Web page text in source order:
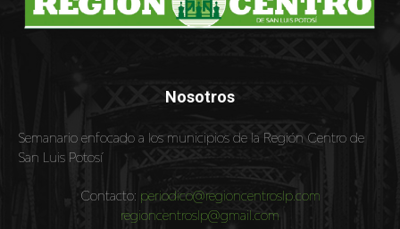
Nosotros
Semanario enfocado a los municipios de la Región Centro de
San Luis Potosí
Contacto: periodico@regioncentroslp.com
regioncentroslp@gmail.com